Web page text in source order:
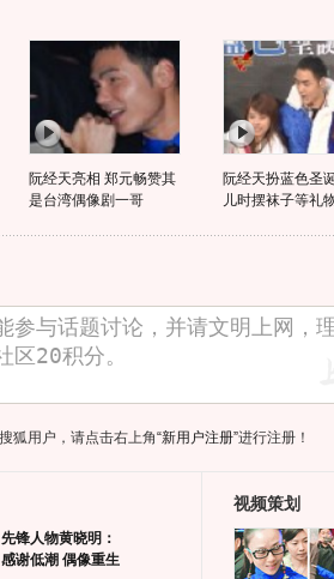
阮经天亮相 郑元畅赞其
是台湾偶像剧一哥
阮经天扮蓝色圣
儿时摆袜子等礼
狐用户，请点击右上角“新用户注册”进行注册！
先锋人物黄晓明：
感谢低潮 偶像重生
视频策划